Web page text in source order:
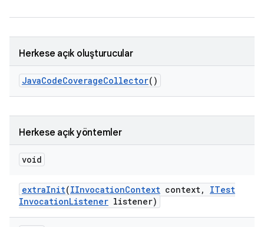
Herkese açık oluşturucular
JavaCodeCoverageCollector()
Herkese açık yöntemler
void
extraInit(IInvocationContext context,
ITest
InvocationListener listener)